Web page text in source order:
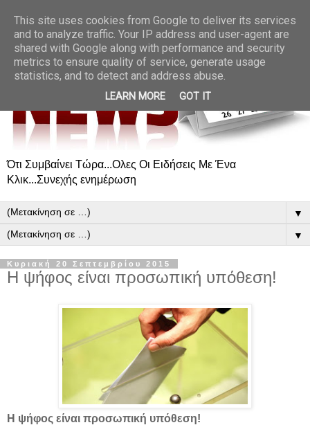
Ότι Συμβαίνει Τώρα...Ολες Οι Ειδήσεις Με Ένα
Κλικ...Συνεχής ενημέρωση
▼
▼
Κυριακή 20 Σεπτεμβρίου 2015
Η ψήφος είναι προσωπική υπόθεση!
Η ψήφος είναι προσωπική υπόθεση!
This site uses cookies from Google to deliver its services
and to analyze traffic. Your IP address and user-agent are
shared with Google along with performance and security
metrics to ensure quality of service, generate usage
statistics, and to detect and address abuse.
LEARN MORE GOT IT